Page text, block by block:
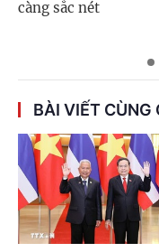
càng sắc nét
BÀI VIẾT CÙNG